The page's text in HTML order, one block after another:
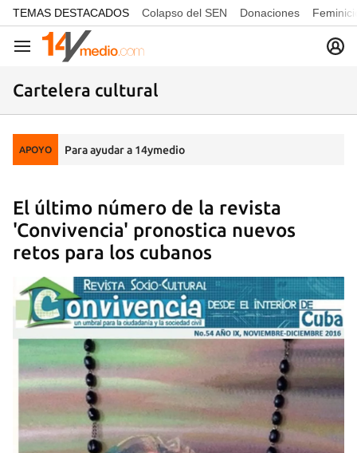
common.go-to-content
TEMAS DESTACADOS Colapso del SEN Donaciones
Navegación
Cartelera cultural
APOYO Para ayudar a 14ymedio
El último número de la revista
'Convivencia' pronostica nuevos
retos para los cubanos